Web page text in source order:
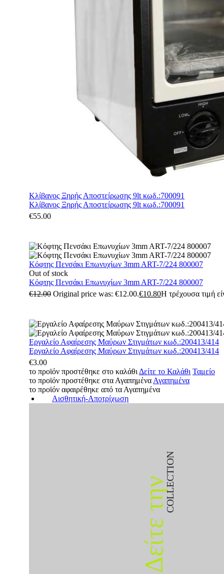
Κλίβανος Ξηρής Αποστείρωσης 9lt κωδ.:700091
Κλίβανος Ξηρής Αποστείρωσης 9lt κωδ.:700091
€55.00
Κόφτης Πενσάκι Επωνυχίων 3mm ART-7/224 800007
Out of stock
Κόφτης Πενσάκι Επωνυχίων 3mm ART-7/224 800007
€12.00 Original price was: €12.00.€10.80Η τρέχουσα τιμή
Εργαλείο Αφαίρεσης Μαύρων Στιγμάτων κωδ.:200413/414
Εργαλείο Αφαίρεσης Μαύρων Στιγμάτων κωδ.:200413/414
€3.00
το προϊόν προστέθηκε στο καλάθι Δείτε το Καλάθι Ταμείο
το προϊόν προστέθηκε στα Αγαπημένα Αγαπημένα
το προϊόν αφαιρέθηκε από τα Αγαπημένα
Αισθητική-Αποτρίχωση
Δείτε τηνCOLLECTION